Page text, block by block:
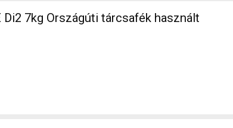
Di2 7kg Országúti tárcsafék használt